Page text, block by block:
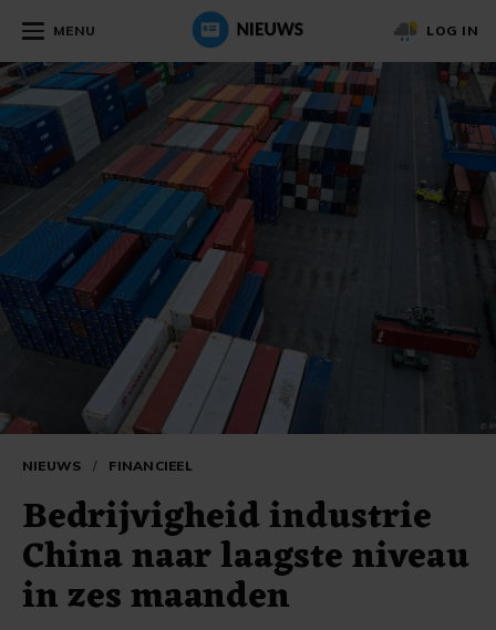
MENU LOG IN
NIEUWS / FINANCIEEL
Bedrijvigheid industrie
China naar laagste niveau
in zes maanden